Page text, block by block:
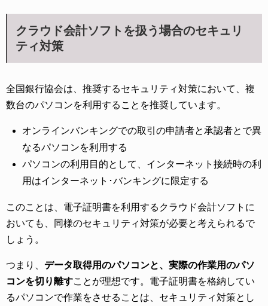
クラウド会計ソフトを扱う場合のセキュリ
ティ対策
全国銀行協会は、推奨するセキュリティ対策において、複
数台のパソコンを利用することを推奨しています。
オンラインバンキングでの取引の申請者と承認者とで異
なるパソコンを利用する
パソコンの利用目的として、インターネット接続時の利
用はインターネット･バンキングに限定する
このことは、電子証明書を利用するクラウド会計ソフトに
おいても、同様のセキュリティ対策が必要と考えられるで
しょう。
つまり、 データ取得用のパソコンと、実際の作業用のパソ
コンを切り離すことが理想です。電子証明書を格納してい
るパソコンで作業をさせることは、セキュリティ対策とし